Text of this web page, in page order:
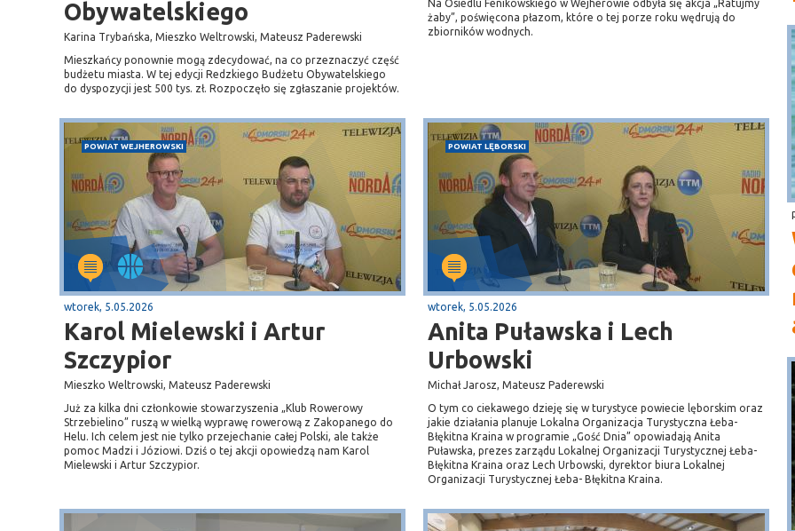
Obywatelskiego
Karina Trybańska, Mieszko Weltrowski, Mateusz Paderewski
Mieszkańcy ponownie mogą zdecydować, na co przeznaczyć część
budżetu miasta. W tej edycji Redzkiego Budżetu Obywatelskiego
do dyspozycji jest 500 tys. zł. Rozpoczęło się zgłaszanie projektów.
Na Osiedlu Fenikowskiego w Wejherowie odbyła się akcja „Ratujmy
żaby”, poświęcona płazom, które o tej porze roku wędrują do
zbiorników wodnych.
POWIAT WEJHEROWSKI
wtorek, 5.05.2026
Karol Mielewski i Artur
Szczypior
Mieszko Weltrowski, Mateusz Paderewski
Już za kilka dni członkowie stowarzyszenia „Klub Rowerowy
Strzebielino” ruszą w wielką wyprawę rowerową z Zakopanego do
Helu. Ich celem jest nie tylko przejechanie całej Polski, ale także
pomoc Madzi i Józiowi. Dziś o tej akcji opowiedzą nam Karol
Mielewski i Artur Szczypior.
POWIAT LĘBORSKI
wtorek, 5.05.2026
Anita Puławska i Lech
Urbowski
Michał Jarosz, Mateusz Paderewski
O tym co ciekawego dzieję się w turystyce powiecie lęborskim oraz
jakie działania planuje Lokalna Organizacja Turystyczna Łeba-
Błękitna Kraina w programie „Gość Dnia” opowiadają Anita
Puławska, prezes zarządu Lokalnej Organizacji Turystycznej Łeba-
Błękitna Kraina oraz Lech Urbowski, dyrektor biura Lokalnej
Organizacji Turystycznej Łeba- Błękitna Kraina.